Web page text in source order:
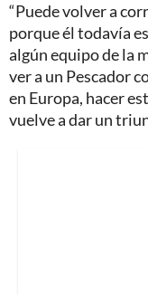
“Puede volver a
porque él todavía
algún equipo de la
ver a un Pescador
en Europa, hacer
vuelve a dar un